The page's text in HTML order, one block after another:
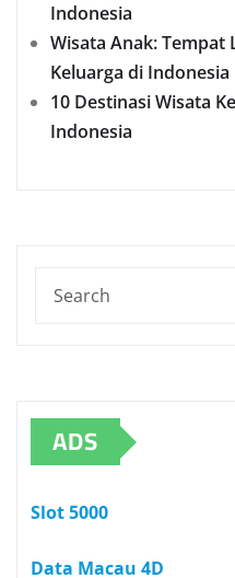
Indonesia
Wisata Anak:
Keluarga di Indonesia
10 Destinasi Wisata
Indonesia
ADS
Slot 5000
Data Macau 4D